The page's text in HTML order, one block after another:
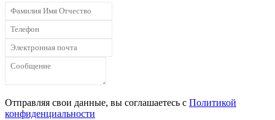
Отправляя свои данные, вы соглашаетесь с Политикой
конфиденциальности